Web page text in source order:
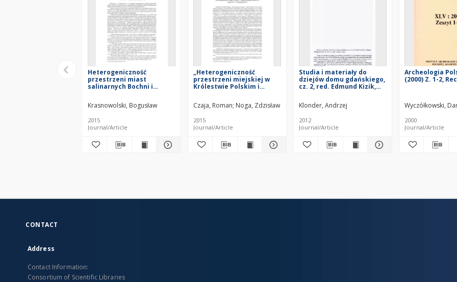
Heterogeniczność
przestrzeni miast
salinarnych Bochni i
przedprzemysłowej
Krasnowolski, Bogusław
2015
Journal/Article
„Heterogeniczność
przestrzeni miejskiej w
Królestwie Polskim i
przedprzemysłowej”,
r.
Czaja, Roman Noga, Zdzisław
2015
Journal/Article
Studia i materiały do
dziejów domu gdańskiego,
cz. 2, red. Edmund Kizik,
Klonder, Andrzej
2012
Journal/Article
Archeologia
(2000) Z. 1-2,
Wyczółkowski,
2000
Journal/Article
CONTACT
Address
Contact Information:
Consortium of Scientific Libraries